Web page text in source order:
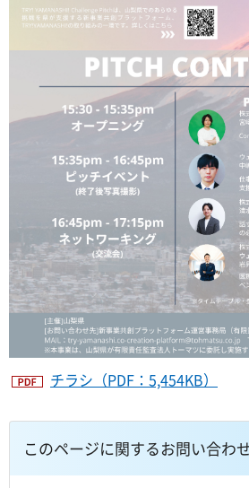
チラシ（PDF：5,454KB）
このページに関するお問い合わ